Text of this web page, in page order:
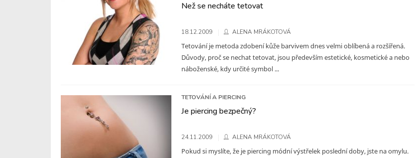
Než se necháte tetovat
18.12.2009 ALENA MRÁKOTOVÁ
Tetování je metoda zdobení kůže barvivem dnes velmi oblíbená a rozšířená.
Důvody, proč se nechat tetovat, jsou především estetické, kosmetické a nebo
náboženské, kdy určité symbol ...
TETOVÁNÍ A PIERCING
Je piercing bezpečný?
24.11.2009 ALENA MRÁKOTOVÁ
Pokud si myslíte, že je piercing módní výstřelek poslední doby, jste na omylu.